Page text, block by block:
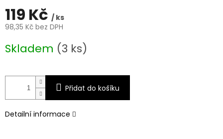
119 Kč / ks
98,35 Kč bez DPH
cena:
Skladem (3 ks)
Přidat do košíku
Detailní informace